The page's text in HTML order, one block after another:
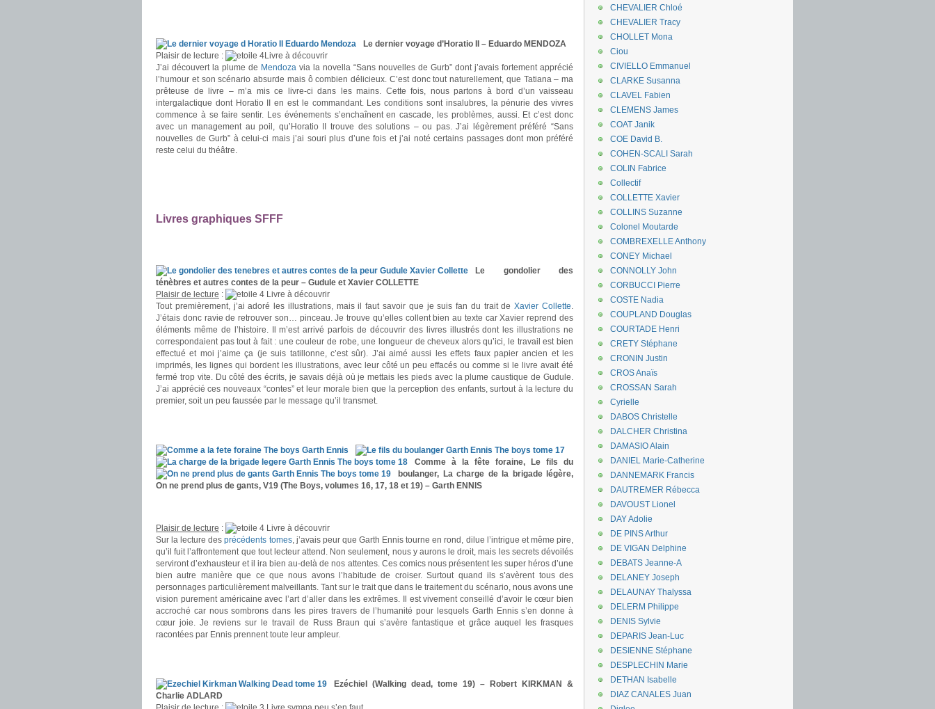
Le dernier voyage d’Horatio II – Eduardo MENDOZA
Plaisir de lecture :
Livre à découvrir
J’ai découvert la plume de Mendoza via la novella “Sans nouvelles de Gurb” dont j’avais fortement apprécié
l’humour et son scénario absurde mais ô combien délicieux. C’est donc tout naturellement, que Tatiana – ma
prêteuse de livre – m’a mis ce livre-ci dans les mains. Cette fois, nous partons à bord d’un vaisseau
intergalactique dont Horatio II en est le commandant. Les conditions sont insalubres, la pénurie des vivres
commence à se faire sentir. Les événements s’enchaînent en cascade, les problèmes, aussi. Et c’est donc
avec un management au poil, qu’Horatio II trouve des solutions – ou pas. J’ai légèrement préféré “Sans
nouvelles de Gurb” à celui-ci mais j’ai souri plus d’une fois et j’ai noté certains passages dont mon préféré
reste celui du théâtre.
Livres graphiques SFFF
Le gondolier des
ténèbres et autres contes de la peur – Gudule et Xavier COLLETTE
Plaisir de lecture :
Livre à découvrir
Tout premièrement, j’ai adoré les illustrations, mais il faut savoir que je suis fan du trait deXavier Collette.
J’étais donc ravie de retrouver son… pinceau. Je trouve qu’elles collent bien au texte car Xavier reprend des
éléments même de l’histoire. Il m’est arrivé parfois de découvrir des livres illustrés dont les illustrations ne
correspondaient pas tout à fait : une couleur de robe, une longueur de cheveux alors qu’ici, le travail est bien
effectué et moi j’aime ça (je suis tatillonne, c’est sûr). J’ai aimé aussi les effets faux papier ancien et les
imprimés, les lignes qui bordent les illustrations, avec leur côté un peu effacés ou comme si le livre avait été
fermé trop vite. Du côté des écrits, je savais déjà où je mettais les pieds avec la plume caustique de Gudule.
J’ai apprécié ces nouveaux “contes” et leur morale bien que la perception des enfants, surtout à la lecture du
premier, soit un peu faussée par le message qu’il transmet.
Comme à la fête foraine, Le fils du
boulanger, La charge de la brigade légère,
On ne prend plus de gants, V19 (The Boys, volumes 16, 17, 18 et 19) – Garth ENNIS
Plaisir de lecture :
Livre à découvrir
Sur la lecture desprécédents tomes, j’avais peur que Garth Ennis tourne en rond, dilue l’intrigue et même pire,
qu’il fuit l’affrontement que tout lecteur attend. Non seulement, nous y aurons le droit, mais les secrets dévoilés
serviront d’exhausteur et il ira bien au-delà de nos attentes. Ces comics nous présentent les super héros d’une
bien autre manière que ce que nous avons l’habitude de croiser. Surtout quand ils s’avèrent tous des
personnages particulièrement malveillants. Tant sur le trait que dans le traitement du scénario, nous avons une
vision purement américaine avec l’art d’aller dans les extrêmes. Il est vivement conseillé d’avoir le cœur bien
accroché car nous sombrons dans les pires travers de l’humanité pour lesquels Garth Ennis s’en donne à
cœur joie. Je reviens sur le travail de Russ Braun qui s’avère fantastique et grâce auquel les frasques
racontées par Ennis prennent toute leur ampleur.
Ezéchiel (Walking dead, tome 19) – Robert KIRKMAN &
Charlie ADLARD
CHEVALIER Chloé
CHEVALIER Tracy
CHOLLET Mona
Ciou
CIVIELLO Emmanuel
CLARKE Susanna
CLAVEL Fabien
CLEMENS James
COAT Janik
COE David B.
COHEN-SCALI Sarah
COLIN Fabrice
Collectif
COLLETTE Xavier
COLLINS Suzanne
Colonel Moutarde
COMBREXELLE Anthony
CONEY Michael
CONNOLLY John
CORBUCCI Pierre
COSTE Nadia
COUPLAND Douglas
COURTADE Henri
CRETY Stéphane
CRONIN Justin
CROS Anaïs
CROSSAN Sarah
Cyrielle
DABOS Christelle
DALCHER Christina
DAMASIO Alain
DANIEL Marie-Catherine
DANNEMARK Francis
DAUTREMER Rébecca
DAVOUST Lionel
DAY Adolie
DE PINS Arthur
DE VIGAN Delphine
DEBATS Jeanne-A
DELANEY Joseph
DELAUNAY Thalyssa
DELERM Philippe
DENIS Sylvie
DEPARIS Jean-Luc
DESIENNE Stéphane
DESPLECHIN Marie
DETHAN Isabelle
DIAZ CANALES Juan